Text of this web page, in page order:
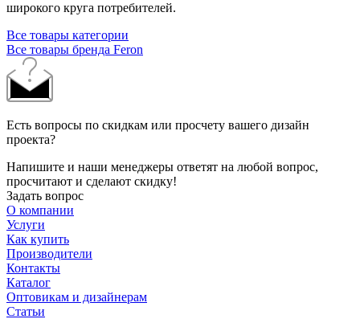
широкого круга потребителей.
Все товары категории
Все товары бренда Feron
Есть вопросы по скидкам или просчету вашего дизайн
проекта?
Напишите и наши менеджеры ответят на любой вопрос,
просчитают и сделают скидку!
Задать вопрос
О компании
Услуги
Как купить
Производители
Контакты
Каталог
Оптовикам и дизайнерам
Статьи